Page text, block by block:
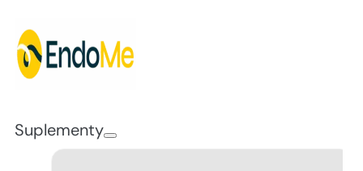
Suplementy